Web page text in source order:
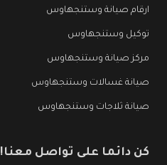
ارقام صيانة وستنجهاوس
توكيل وستنجهاوس
مركز صيانة وستنجهاوس
صيانة غسالات وستنجهاوس
صيانة ثلاجات وستنجهاوس
كن دائما على تواصل معنا!